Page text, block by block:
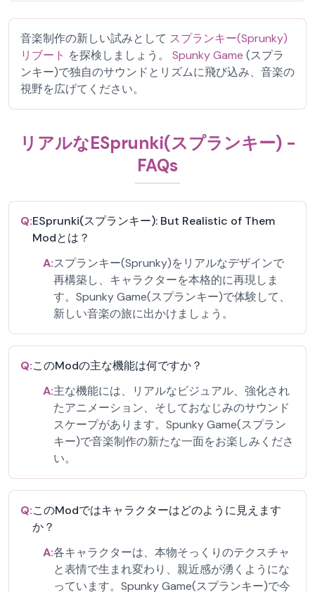
音楽制作の新しい試みとして スプランキー(Sprunky)
リブート を探検しましょう。 Spunky Game (スプラ
ンキー)で独自のサウンドとリズムに飛び込み、音楽の
視野を広げてください。
リアルなESprunki(スプランキー) -
FAQs
Q:ESprunki(スプランキー): But Realistic of Them
Modとは？
A:スプランキー(Sprunky)をリアルなデザインで
再構築し、キャラクターを本格的に再現しま
す。Spunky Game(スプランキー)で体験して、
新しい音楽の旅に出かけましょう。
Q:このModの主な機能は何ですか？
A:主な機能には、リアルなビジュアル、強化され
たアニメーション、そしておなじみのサウンド
スケープがあります。Spunky Game(スプラン
キー)で音楽制作の新たな一面をお楽しみくださ
い。
Q:このModではキャラクターはどのように見えます
か？
A:各キャラクターは、本物そっくりのテクスチャ
と表情で生まれ変わり、親近感が湧くようにな
っています。Spunky Game(スプランキー)で今